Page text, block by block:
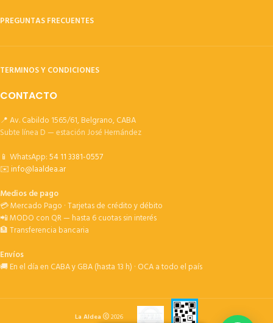
PREGUNTAS FRECUENTES
TERMINOS Y CONDICIONES
CONTACTO
📍 Av. Cabildo 1565/61, Belgrano, CABA
Subte línea D — estación José Hernández
📱 WhatsApp:54 11 3381-0557
✉️info@laaldea.ar
Medios de pago
💳 Mercado Pago · Tarjetas de crédito y débito
📲 MODO con QR — hasta 6 cuotas sin interés
🏦 Transferencia bancaria
Envíos
🚚 En el día en CABA y GBA (hasta 13 h) · OCA a todo el país
La Aldea 2026